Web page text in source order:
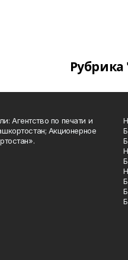
Агентство по печати и
Акционерное